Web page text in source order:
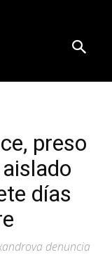
preso
días
denuncia